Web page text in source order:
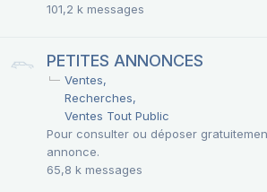
101,2 k messages
PETITES ANNONCES
Ventes
Recherches
Ventes Tout Public
Pour consulter ou déposer
annonce.
65,8 k messages